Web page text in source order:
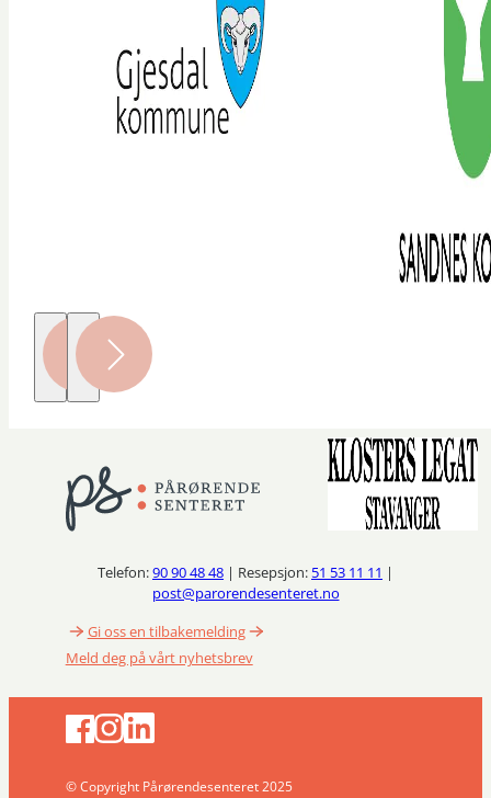
Telefon:90 90 48 48 | Resepsjon: 51 53 11 11 |
post@parorendesenteret.no
Gi oss en tilbakemelding
Meld deg på vårt nyhetsbrev
© Copyright Pårørendesenteret 2025